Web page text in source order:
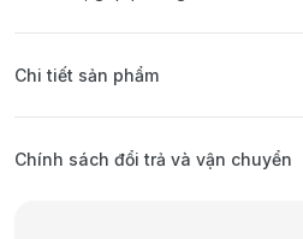
Chi tiết sản phẩm
Chính sách đổi trả và vận chuyển